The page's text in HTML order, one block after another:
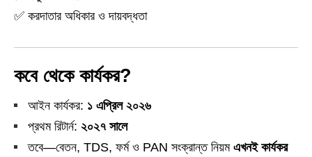
✅ করদাতার অধিকার ও দায়বদ্ধতা
কবে থেকে কার্যকর?
আইন কার্যকর: ১ এপ্রিল ২০২৬
প্রথম রিটার্ন: ২০২৭ সালে
তবে—বেতন, TDS, ফর্ম ও PAN সংক্রান্ত নিয়ম এখনই কার্যকর